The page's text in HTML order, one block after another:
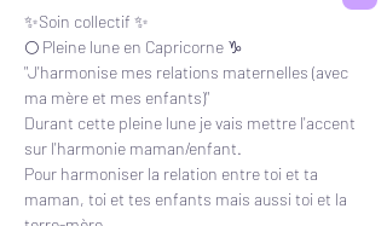
✨Soin collectif ✨
🌕 Pleine lune en Capricorne ♑️
"J'harmonise mes relations maternelles (avec
ma mère et mes enfants)"
Durant cette pleine lune je vais mettre l'accent
sur l'harmonie maman/enfant.
Pour harmoniser la relation entre toi et ta
maman, toi et tes enfants mais aussi toi et la